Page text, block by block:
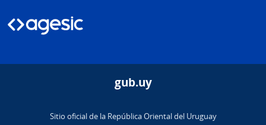
gub.uy
Sitio oficial de la República Oriental del Uruguay